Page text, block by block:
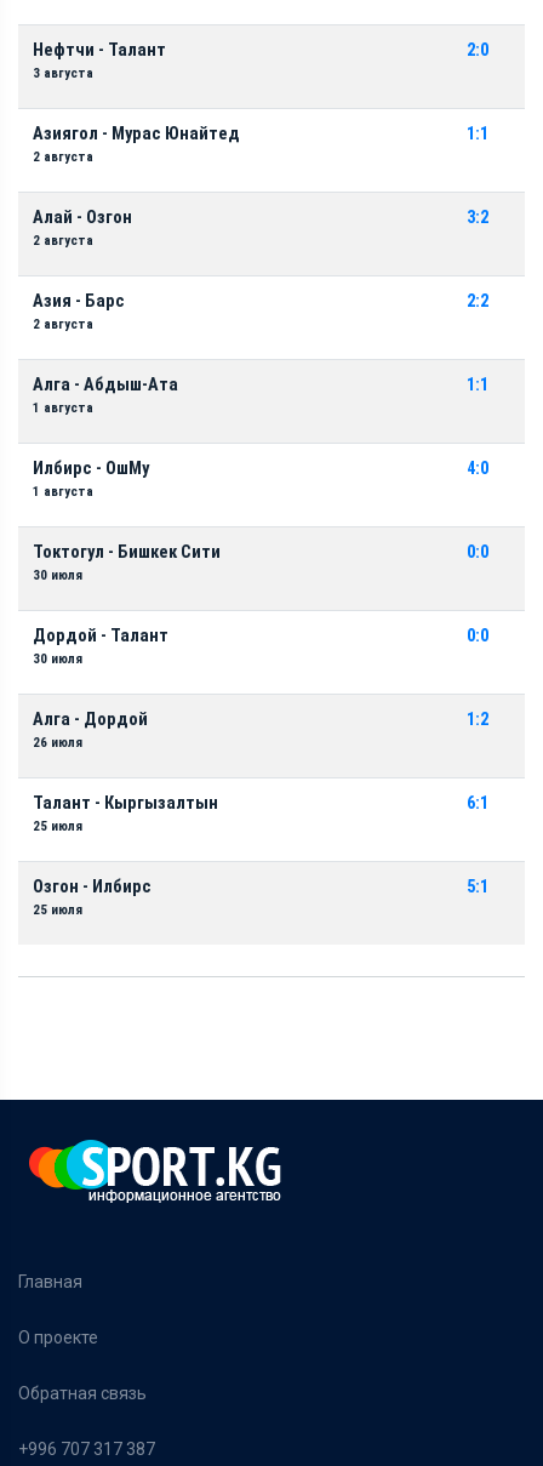
Нефтчи - Талант
3 августа
2:0
Азиягол - Мурас Юнайтед
2 августа
1:1
Алай - Озгон
2 августа
3:2
Азия - Барс
2 августа
2:2
Алга - Абдыш-Ата
1 августа
1:1
Илбирс - ОшМу
1 августа
4:0
Токтогул - Бишкек Сити
30 июля
0:0
Дордой - Талант
30 июля
0:0
Алга - Дордой
26 июля
1:2
Талант - Кыргызалтын
25 июля
6:1
Озгон - Илбирс
25 июля
5:1
Главная
О проекте
Обратная связь
+996 707 317 387